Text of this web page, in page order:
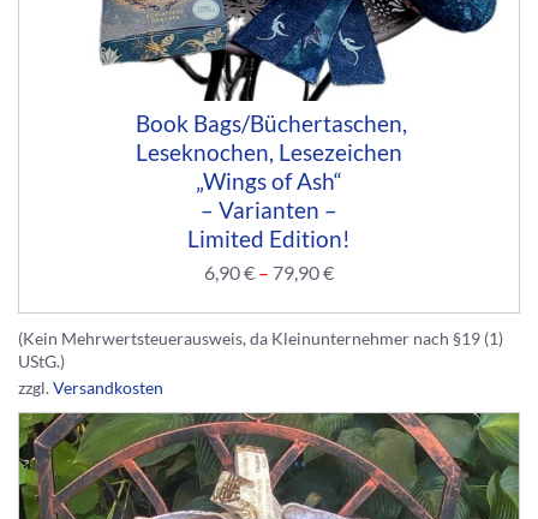
Book Bags/Büchertaschen,
Leseknochen, Lesezeichen
„Wings of Ash“
– Varianten –
Limited Edition!
6,90€ – 79,90€
(Kein Mehrwertsteuerausweis, da Kleinunternehmer nach §19 (1)
UStG.)
zzgl.Versandkosten